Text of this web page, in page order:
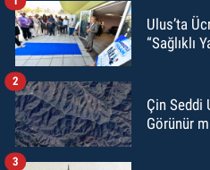
Ulus’ta
“Sağlıklı
Çin Seddi
Görünür
2
3